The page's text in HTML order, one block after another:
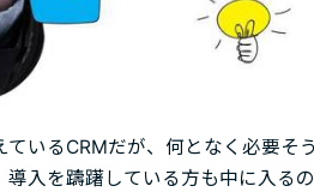
いるCRMだが、何となく必要そ
入を躊躇している方も中に入る